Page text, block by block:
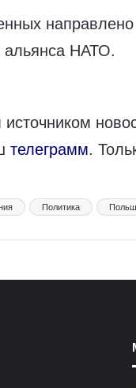
альянса НАТО.
телеграмм.
Политика